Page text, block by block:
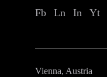
Fb Ln In Yt
Vienna, Austria